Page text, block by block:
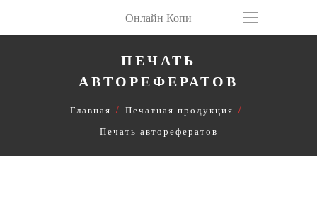
Онлайн Копи
ПЕЧАТЬ
АВТОРЕФЕРАТОВ
Главная
Печатная продукция
Печать авторефератов